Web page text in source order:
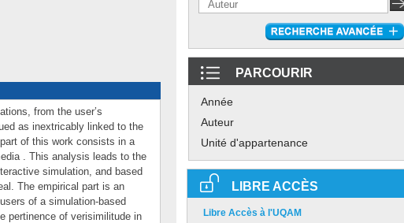
from the user’s
as inextricably linked to the
of this work consists in a
. This analysis leads to the
simulation, and based
The empirical part is an
of a simulation-based
pertinence of verisimilitude in
PARCOURIR
Année
Auteur
Unité d'appartenance
LIBRE ACCÈS
Libre Accès à l'UQAM